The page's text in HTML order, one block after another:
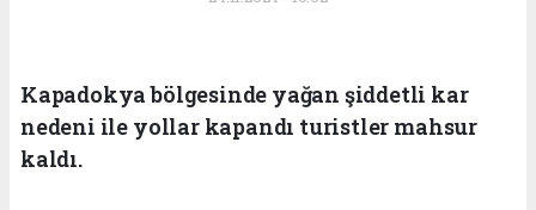
Kapadokya bölgesinde yağan şiddetli kar
nedeni ile yollar kapandı turistler mahsur
kaldı.